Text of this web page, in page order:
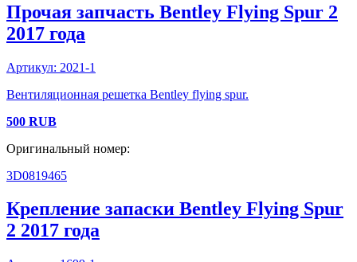
Прочая запчасть Bentley Flying Spur 2
2017 года
Артикул: 2021-1
Вентиляционная решетка Bentley flying spur.
500 RUB
Оригинальный номер:
3D0819465
Крепление запаски Bentley Flying Spur
2 2017 года